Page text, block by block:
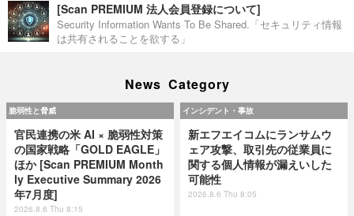
[Scan PREMIUM 法人会員登録について]
Security Information Wants To Be Shared.「セキュリティ情報
は共有されることを欲する」
News Category
脆弱性と脅威
官民連携の米 AI × 脆弱性対策
の国家戦略「GOLD EAGLE」
ほか [Scan PREMIUM Month
ly Executive Summary 2026
年7月度]
2026.8.6 Thu 8:15
インシデント・事故
新エフエイコムにランサムウ
ェア攻撃、取引先の従業員に
関する個人情報が漏えいした
可能性
2026.8.6 Thu 8:05